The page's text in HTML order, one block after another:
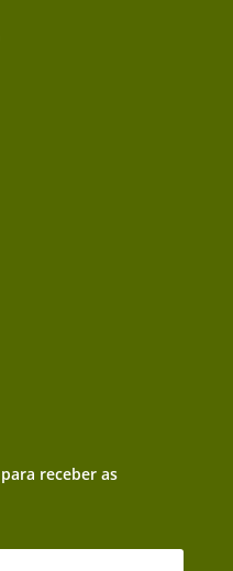
receber as